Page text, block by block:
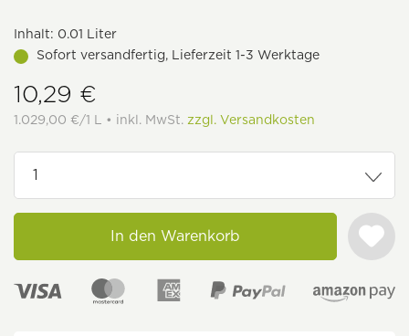
Inhalt: 0.01 Liter
Sofort versandfertig, Lieferzeit 1-3 Werktage
10,29 €
1.029,00 €/1 L • inkl. MwSt. zzgl. Versandkosten
In den Warenkorb